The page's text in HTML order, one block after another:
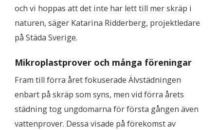
och vi hoppas att det inte har lett till mer skräp i
naturen, säger Katarina Ridderberg, projektledare
på Städa Sverige.
Mikroplastprover och många föreningar
Fram till förra året fokuserade Älvstädningen
enbart på skräp som syns, men vid förra årets
städning tog ungdomarna för första gången även
vattenprover. Dessa visade på förekomst av